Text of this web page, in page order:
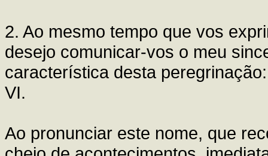
2. Ao mesmo tempo que vos
desejo comunicar-vos o meu
característica desta
VI.
Ao pronunciar este nome, que